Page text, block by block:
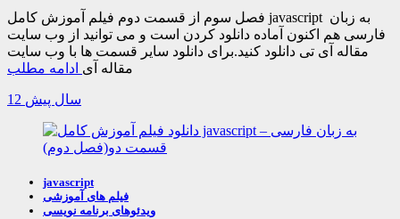
فصل سوم از قسمت دوم فیلم آموزش کامل javascript به زبان
فارسی هم اکنون آماده دانلود کردن است و می توانید از وب سایت
مقاله آی تی دانلود کنید.برای دانلود سایر قسمت ها با وب سایت
مقاله آی ادامه مطلب
12 سال پیش
javascript
فیلم های آموزشی
ویدئوهای برنامه نویسی